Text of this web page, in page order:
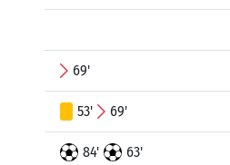
69'
53' 69'
84' 63'